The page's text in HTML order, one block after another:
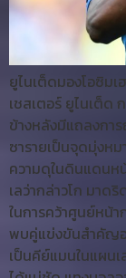
ยูไนเต็ดมองโอซิม
เชสเตอร์ ยูไนเต็ด
ข้างหลังมีแถลงการ
ซารายเป็นจุดมุ่งห
ความดุในดินแดนหน้
เลว่ากล่าวโก มาด
ในการคว้าศูนย์หน้
พบคู่แข่งขันสำคัญอ
เป็นคีย์แมนในแผน